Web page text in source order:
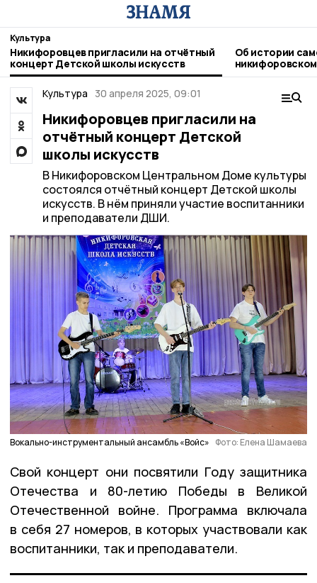
Культура
Никифоровцев пригласили на отчётный
концерт Детской школы искусств
Об истории
Культура 30 апреля 2025, 09:01
Никифоровцев пригласили на
отчётный концерт Детской
школы искусств
В Никифоровском Центральном Доме культуры
состоялся отчётный концерт Детской школы
искусств. В нём приняли участие воспитанники
и преподаватели ДШИ.
Вокально-инструментальный ансамбль «Войс» Фото: Елена Шамаева
Свой концерт они посвятили Году защитника
Отечества и 80-летию Победы в Великой
Отечественной войне. Программа включала
в себя 27 номеров, в которых участвовали как
воспитанники, так и преподаватели.